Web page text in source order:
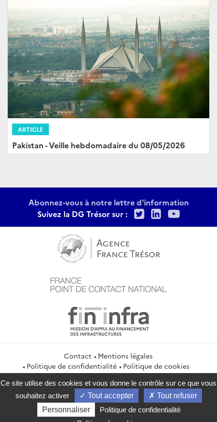
ARTICLE
Pakistan - Veille hebdomadaire du 08/05/2026
Abonnez-vous à notre lettre d'information
Suivez la DG Trésor sur :
TwitterLinkedIn
Contact
Mentions légales
Politique de confidentialité
Politique de cookies
Gestion des cookies
Flux RSS
service-public.gouv.fr
legifrance.gouv.fr
info.gouv.fr
data.gouv.fr
Ce site utilise des cookies et vous donne le contrôle sur ce que vous
souhaitez activer
Tout accepter
Tout refuser
Personnaliser
Politique de confidentialité